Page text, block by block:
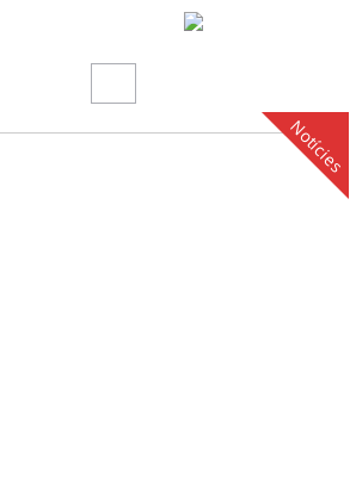
Notícies